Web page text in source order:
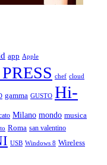
app Apple
chef cloud
gamma GUSTO Hi-
Milano mondo musica
Roma san valentino
USB Windows 8 Wireless